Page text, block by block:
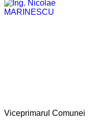
Viceprimarul Comunei